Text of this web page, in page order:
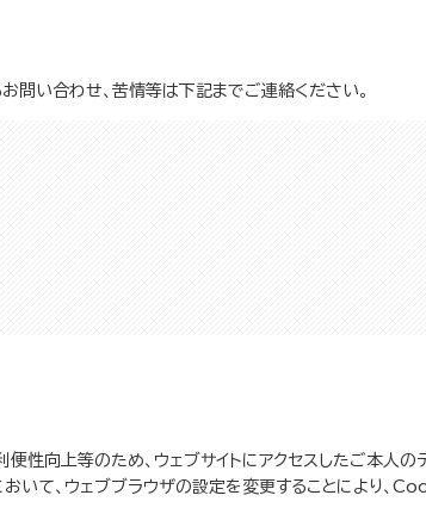
い合わせ、苦情等は下記までご連絡ください。
性向上等のため、ウェブサイトにアクセスしたご本人
いて、ウェブブラウザの設定を変更することにより、